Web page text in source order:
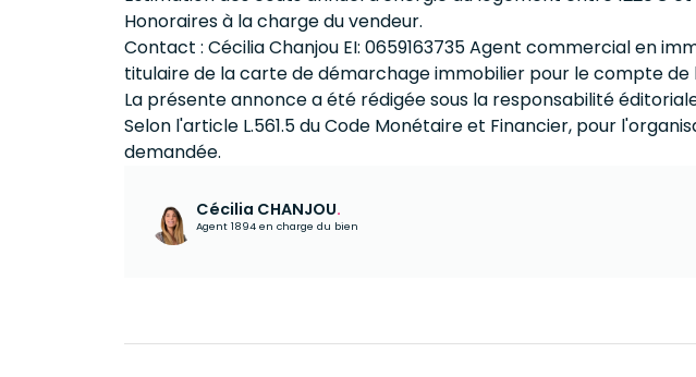
Honoraires à la charge du vendeur.
Contact : Cécilia Chanjou EI: 0659163735 Agent commercial en
titulaire de la carte de démarchage immobilier pour le compte de
La présente annonce a été rédigée sous la responsabilité
Selon l'article L.561.5 du Code Monétaire et Financier, pour
demandée.
Cécilia CHANJOU.
Agent 1894 en charge du bien